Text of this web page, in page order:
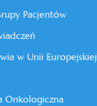
Pacjentów
w Unii Europejskiej
Onkologiczna